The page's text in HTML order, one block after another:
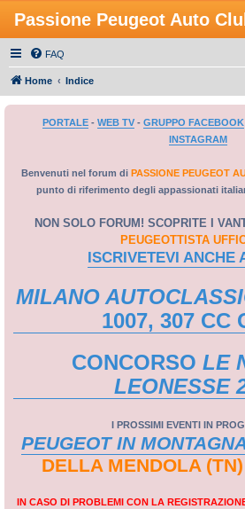
Passione Peugeot Auto
FAQ
Home Indice
PORTALE- WEB TV- GRUPPO FACEBOOK
INSTAGRAM
Benvenuti nel forum di PASSIONE PEUGEOT
punto di riferimento degli appassionati
NON SOLO FORUM! SCOPRITE I
PEUGEOTTISTA
ISCRIVETEVI ANCHE
MILANO
1007, 307 CC
CONCORSO LE
LEONESSE
I PROSSIMI EVENTI IN
PEUGEOT IN
DELLA MENDOLA (TN)
IN CASO DI PROBLEMI CON LA